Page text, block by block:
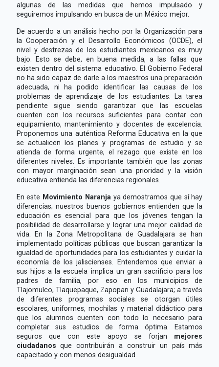
algunas de las medidas que hemos impulsado y
seguiremos impulsando en busca de un México mejor.
De acuerdo a un análisis hecho por la Organización para
la Cooperación y el Desarrollo Económicos (OCDE), el
nivel y destrezas de los estudiantes mexicanos es muy
bajo. Esto se debe, en buena medida, a las fallas que
existen dentro del sistema educativo. El Gobierno Federal
no ha sido capaz de darle a los maestros una preparación
adecuada, ni ha podido identificar las causas de los
problemas de aprendizaje de los estudiantes. La tarea
pendiente sigue siendo garantizar que las escuelas
cuenten con los recursos suficientes para contar con
equipamiento, mantenimiento y docentes de excelencia.
Proponemos una auténtica Reforma Educativa en la que
se actualicen los planes y programas de estudio y se
atienda de forma urgente, el rezago que existe en los
diferentes niveles. Es importante también que las zonas
con mayor marginación sean una prioridad y la visión
educativa entienda las diferencias regionales.
En este Movimiento Naranja ya demostramos que sí hay
diferencias; nuestros buenos gobiernos entienden que la
educación es esencial para que los jóvenes tengan la
posibilidad de desarrollarse y lograr una mejor calidad de
vida. En la Zona Metropolitana de Guadalajara se han
implementado políticas públicas que buscan garantizar la
igualdad de oportunidades para los estudiantes y cuidar la
economía de los jaliscienses. Entendemos que enviar a
sus hijos a la escuela implica un gran sacrificio para los
padres de familia, por eso en los municipios de
Tlajomulco, Tlaquepaque, Zapopan y Guadalajara; a través
de diferentes programas sociales se otorgan útiles
escolares, uniformes, mochilas y material didáctico para
que los alumnos cuenten con todo lo necesario para
completar sus estudios de forma óptima. Estamos
seguros que con este apoyo se forjan mejores
ciudadanos que contribuirán a construir un país más
capacitado y con menos desigualdad.